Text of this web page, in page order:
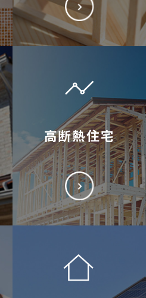
高断熱住宅